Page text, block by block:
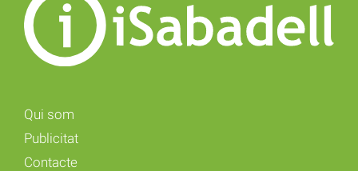
Qui som
Publicitat
Contacte